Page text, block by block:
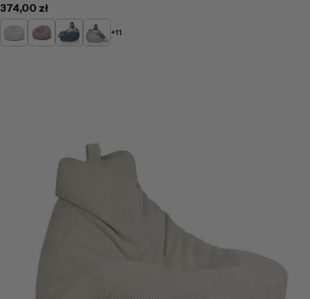
Cena
regularna
374,00 zł
KremowyPudrowy
róż
TurkusowyPopielaty
+11